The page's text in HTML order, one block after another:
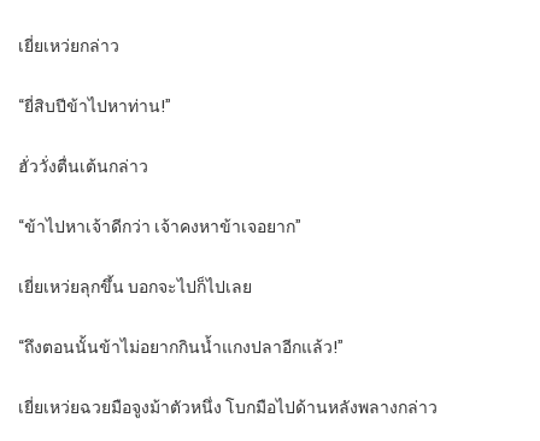
เยี่ยเหว่ยกล่าว
“ยี่สิบปีข้าไปหาท่าน!”
ฮั่ววั่งตื่นเต้นกล่าว
“ข้าไปหาเจ้าดีกว่า เจ้าคงหาข้าเจอยาก”
เยี่ยเหว่ยลุกขึ้น บอกจะไปก็ไปเลย
“ถึงตอนนั้นข้าไม่อยากกินน้ำแกงปลาอีกแล้ว!”
เยี่ยเหว่ยฉวยมือจูงม้าตัวหนึ่ง โบกมือไปด้านหลังพลางกล่าว